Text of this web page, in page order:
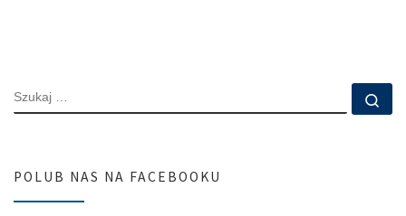
SZUKAJ
POLUB NAS NA FACEBOOKU